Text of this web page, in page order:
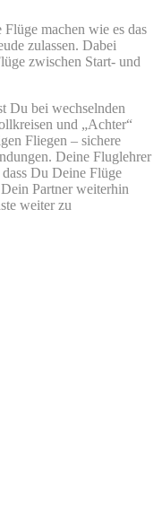
machen wie es das
zulassen. Dabei
zwischen Start- und
Du bei wechselnden
und „Achter“
Fliegen – sichere
Deine Fluglehrer
Du Deine Flüge
Partner weiterhin
weiter zu